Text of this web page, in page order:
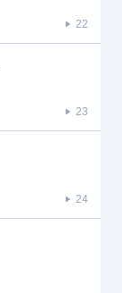
22
23
24